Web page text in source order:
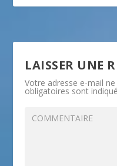
LAISSER UNE
Votre adresse e-mail
obligatoires sont